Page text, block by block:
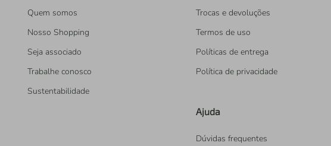
Quem somos
Nosso Shopping
Seja associado
Trabalhe conosco
Sustentabilidade
Trocas e devoluções
Termos de uso
Políticas de entrega
Política de privacidade
Ajuda
Dúvidas frequentes